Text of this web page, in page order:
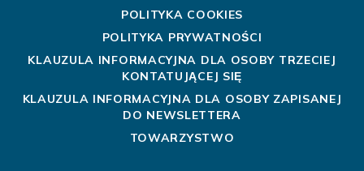
POLITYKA COOKIES
POLITYKA PRYWATNOŚCI
KLAUZULA INFORMACYJNA DLA OSOBY TRZECIEJ
KONTATUJĄCEJ SIĘ
KLAUZULA INFORMACYJNA DLA OSOBY ZAPISANEJ
DO NEWSLETTERA
TOWARZYSTWO